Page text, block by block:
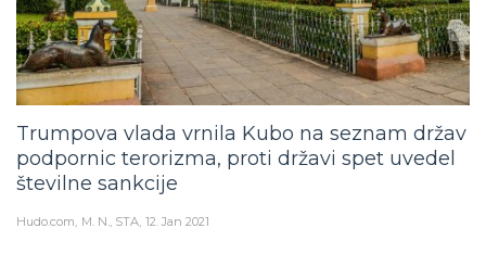
Trumpova vlada vrnila Kubo na seznam držav
podpornic terorizma, proti državi spet uvedel
številne sankcije
Hudo.com M. N., STA 12. Jan 2021